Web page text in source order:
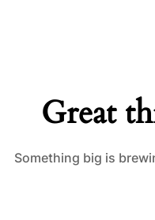
Great
Something big is